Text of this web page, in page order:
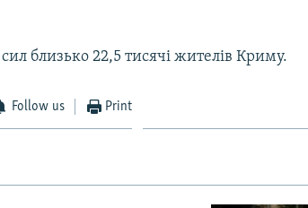
близько 22,5 тисячі жителів Криму.
Follow us Print